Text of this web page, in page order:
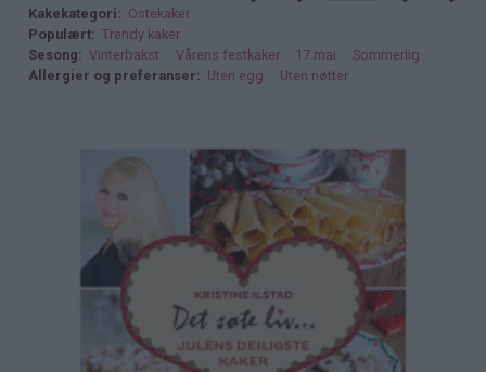
Kakekategori
Ostekaker
Populært
Trendy kaker
Sesong
Vinterbakst Vårens festkaker 17.mai
Sommerlig
Allergier og preferanser
Uten egg Uten nøtter